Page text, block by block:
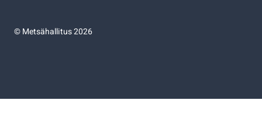
©Metsähallitus 2026